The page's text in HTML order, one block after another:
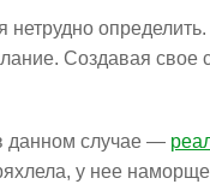
нетрудно
Создавая свое
данном случае —
у нее